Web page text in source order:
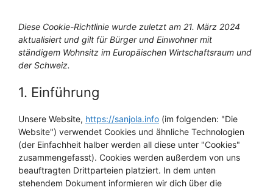
Diese Cookie-Richtlinie wurde zuletzt am 21. März 2024
aktualisiert und gilt für Bürger und Einwohner mit
ständigem Wohnsitz im Europäischen Wirtschaftsraum und
der Schweiz.
1. Einführung
Unsere Website, https://sanjola.info (im folgenden: "Die
Website") verwendet Cookies und ähnliche Technologien
(der Einfachheit halber werden all diese unter "Cookies"
zusammengefasst). Cookies werden außerdem von uns
beauftragten Drittparteien platziert. In dem unten
stehendem Dokument informieren wir dich über die